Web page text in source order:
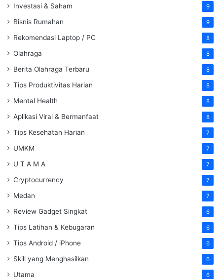
Investasi & Saham 9
Bisnis Rumahan 9
Rekomendasi Laptop / PC 8
Olahraga 8
Berita Olahraga Terbaru 8
Tips Produktivitas Harian 8
Mental Health 8
Aplikasi Viral & Bermanfaat 8
Tips Kesehatan Harian 7
UMKM 7
U T A M A 7
Cryptocurrency 7
Medan 7
Review Gadget Singkat 6
Tips Latihan & Kebugaran 6
Tips Android / iPhone 6
Skill yang Menghasilkan 6
Utama 6